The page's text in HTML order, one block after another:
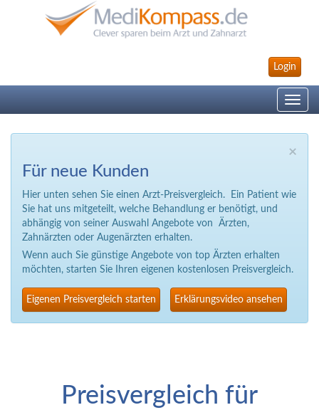
Login
Toggle
×
Für neue Kunden
Hier unten sehen Sie einen Arzt-Preisvergleich. Ein Patient wie
Sie hat uns mitgeteilt, welche Behandlung er benötigt, und
abhängig von seiner Auswahl Angebote von Ärzten,
Zahnärzten oder Augenärzten erhalten.
Wenn auch Sie günstige Angebote von top Ärzten erhalten
möchten, starten Sie Ihren eigenen kostenlosen Preisvergleich.
Eigenen Preisvergleich starten Erklärungsvideo ansehen
Preisvergleich für